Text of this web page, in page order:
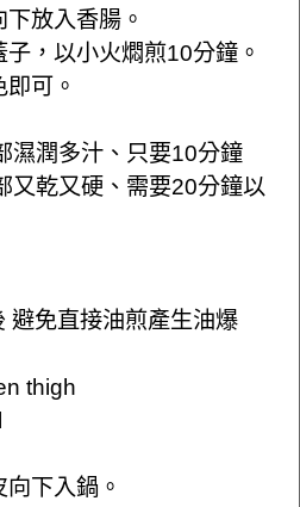
放入香腸。
，以小火燜煎10分鐘。
可。
濕潤多汁、只要10分鐘
又乾又硬、需要20分鐘以
避免直接油煎產生油爆
thigh
下入鍋。